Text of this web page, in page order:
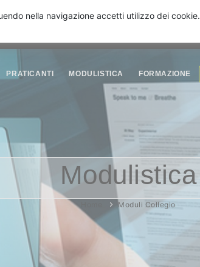
PRATICANTI MODULISTICA FORMAZIONE
Modulistica
Moduli Collegio
nella navigazione accetti utilizzo dei cookie.